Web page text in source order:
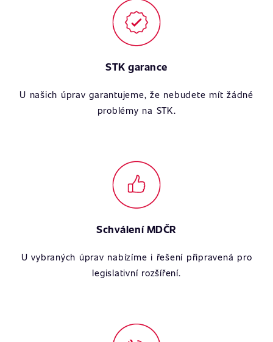
STK garance
U našich úprav garantujeme, že nebudete mít žádné
problémy na STK.
Schválení MDČR
U vybraných úprav nabízíme i řešení připravená pro
legislativní rozšíření.